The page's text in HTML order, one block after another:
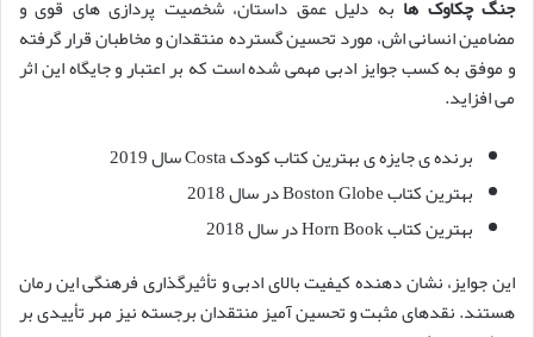
جنگ چکاوک ها به دلیل عمق داستان، شخصیت پردازی های قوی و
مضامین انسانی اش، مورد تحسین گسترده منتقدان و مخاطبان قرار گرفته
و موفق به کسب جوایز ادبی مهمی شده است که بر اعتبار و جایگاه این اثر
می افزاید.
برنده ی جایزه ی بهترین کتاب کودک Costa سال 2019
بهترین کتاب Boston Globe در سال 2018
بهترین کتاب Horn Book در سال 2018
این جوایز، نشان دهنده کیفیت بالای ادبی و تأثیرگذاری فرهنگی این رمان
هستند. نقدهای مثبت و تحسین آمیز منتقدان برجسته نیز مهر تأییدی بر